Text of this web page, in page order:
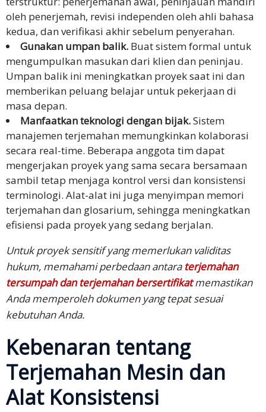
oleh penerjemah, revisi independen oleh ahli bahasa
kedua, dan verifikasi akhir sebelum penyerahan.
Gunakan umpan balik. Buat sistem formal untuk
mengumpulkan masukan dari klien dan peninjau.
Umpan balik ini meningkatkan proyek saat ini dan
memberikan peluang belajar untuk pekerjaan di
masa depan.
Manfaatkan teknologi dengan bijak.Sistem
manajemen terjemahan memungkinkan kolaborasi
secara real-time. Beberapa anggota tim dapat
mengerjakan proyek yang sama secara bersamaan
sambil tetap menjaga kontrol versi dan konsistensi
terminologi. Alat-alat ini juga menyimpan memori
terjemahan dan glosarium, sehingga meningkatkan
efisiensi pada proyek yang sedang berjalan.
Untuk proyek sensitif yang memerlukan validitas
hukum, memahami perbedaan antara terjemahan
tersumpah dan terjemahan bersertifikatmemastikan
Anda memperoleh dokumen yang tepat sesuai
kebutuhan Anda.
Kebenaran tentang
Terjemahan Mesin dan
Alat Konsistensi